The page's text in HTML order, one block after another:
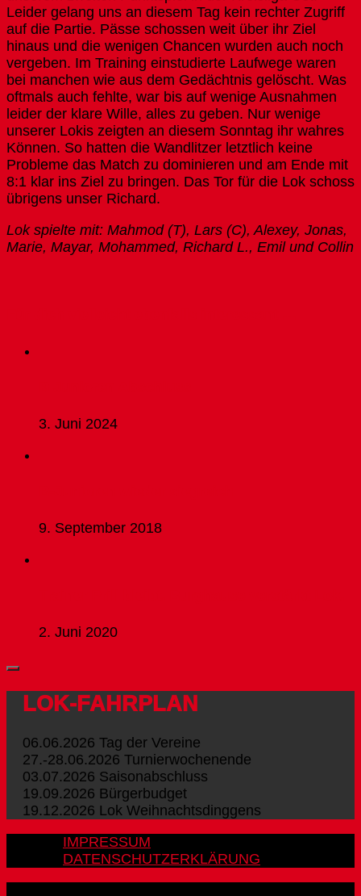
Leider gelang uns an diesem Tag kein rechter Zugriff
auf die Partie. Pässe schossen weit über ihr Ziel
hinaus und die wenigen Chancen wurden auch noch
vergeben. Im Training einstudierte Laufwege waren
bei manchen wie aus dem Gedächtnis gelöscht. Was
oftmals auch fehlte, war bis auf wenige Ausnahmen
leider der klare Wille, alles zu geben. Nur wenige
unserer Lokis zeigten an diesem Sonntag ihr wahres
Können. So hatten die Wandlitzer letztlich keine
Probleme das Match zu dominieren und am Ende mit
8:1 klar ins Ziel zu bringen. Das Tor für die Lok schoss
übrigens unser Richard.
Lok spielte mit: Mahmod (T), Lars (C), Alexey, Jonas,
Marie, Mayar, Mohammed, Richard L., Emil und Collin
3. Juni 2024
9. September 2018
2. Juni 2020
LOK-FAHRPLAN
06.06.2026 Tag der Vereine
27.-28.06.2026 Turnierwochenende
03.07.2026 Saisonabschluss
19.09.2026 Bürgerbudget
19.12.2026 Lok Weihnachtsdinggens
IMPRESSUM
DATENSCHUTZERKLÄRUNG